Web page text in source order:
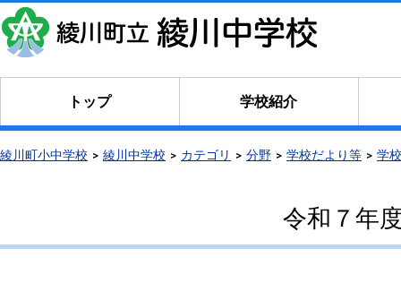
トップ 学校紹介
綾川町小中学校 綾川中学校 カテゴリ 分野 学校だより等 学
令和７年